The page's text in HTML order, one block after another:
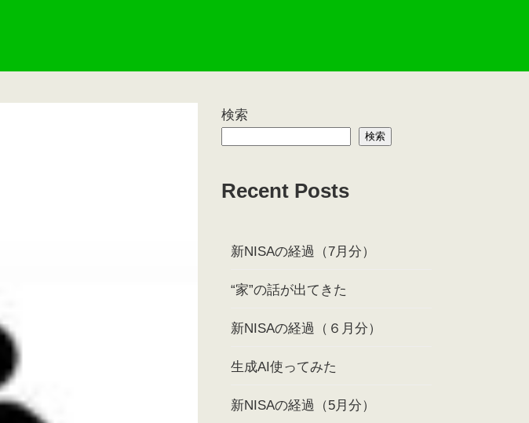
検索
検索
Recent Posts
新NISAの経過（7月分）
“家”の話が出てきた
新NISAの経過（６月分）
生成AI使ってみた
新NISAの経過（5月分）